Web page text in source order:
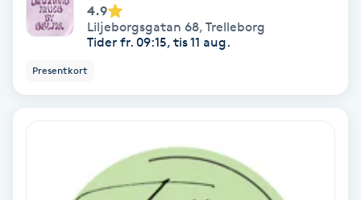
Samtalsterapi
Shiatsu
4.9
Liljeborgsgatan 68, Trelleborg
Tider fr. 09:15, tis 11 aug.
Presentkort